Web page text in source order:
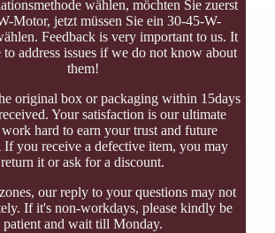
wählen, möchten Sie zuerst
Motor, jetzt müssen Sie ein 30-45-W-
Feedback is very important to us. It
to address issues if we do not know about
them!
original box or packaging within 15days
Your satisfaction is our ultimate
hard to earn your trust and future
If you receive a defective item, you may
return it or ask for a discount.
our reply to your questions may not
If it's non-workdays, please kindly be
patient and wait till Monday.